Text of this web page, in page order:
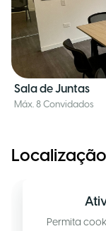
Sala de Juntas
Máx. 8 Convidados
Localização
Permita